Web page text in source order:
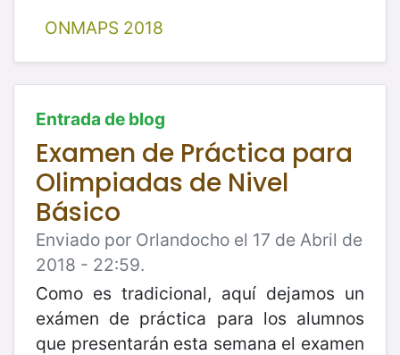
ONMAPS 2018
Entrada de blog
Examen de Práctica para
Olimpiadas de Nivel
Básico
Enviado por Orlandocho el 17 de Abril de
2018 - 22:59.
Como es tradicional, aquí dejamos un
exámen de práctica para los alumnos
que presentarán esta semana el examen